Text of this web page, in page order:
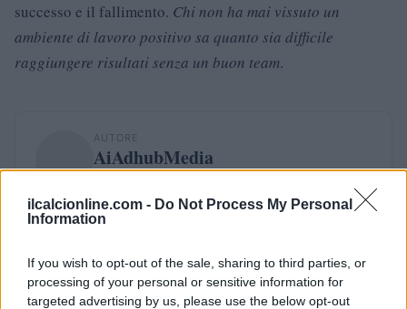
ilcalcionline.com - Do Not Process My Personal
Information
If you wish to opt-out of the sale, sharing to third parties, or
processing of your personal or sensitive information for
targeted advertising by us, please use the below opt-out
successo e il fallimento. Chi non ha mai vissuto un
ambiente di lavoro positivo sa quanto sia difficile
raggiungere risultati senza un buon team.
AUTORE
AiAdhubMedia